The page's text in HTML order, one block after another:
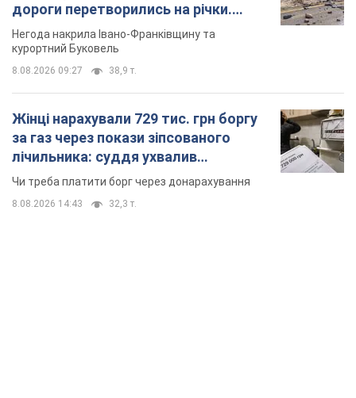
дороги перетворились на річки.
Відео
Негода накрила Івано-Франківщину та
курортний Буковель
8.08.2026 09:27 38,9 т.
Жінці нарахували 729 тис. грн боргу
за газ через покази зіпсованого
лічильника: суддя ухвалив
неочікуване рішення
Чи треба платити борг через донарахування
8.08.2026 14:43 32,3 т.